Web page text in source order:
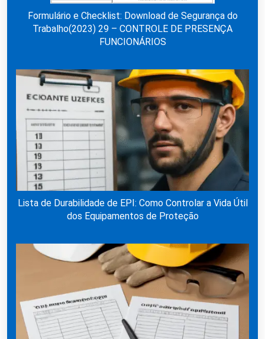
Formulário e Checklist: Download de Segurança do
Trabalho(2023) 29 – CONTROLE DE PRESENÇA
FUNCIONÁRIOS
Lista de Durabilidade de EPI: Como Controlar a Vida Útil
dos Equipamentos de Proteção